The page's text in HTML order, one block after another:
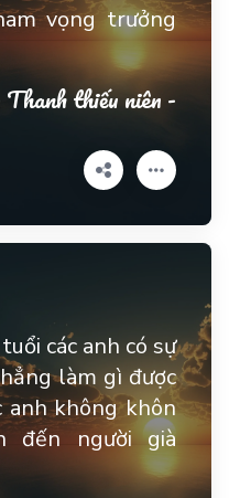
vọng trưởng
thiếu niên -
các anh có sự
làm gì được
anh không khôn
đến người già